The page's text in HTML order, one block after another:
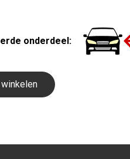
onderdeel: